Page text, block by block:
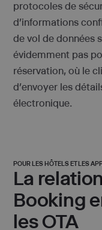
protocoles de
d’informations
de vol de données
évidemment pas
réservation, où le
d’envoyer les
électronique.
POUR LES HÔTELS ET LES
La
Booking
les OTA